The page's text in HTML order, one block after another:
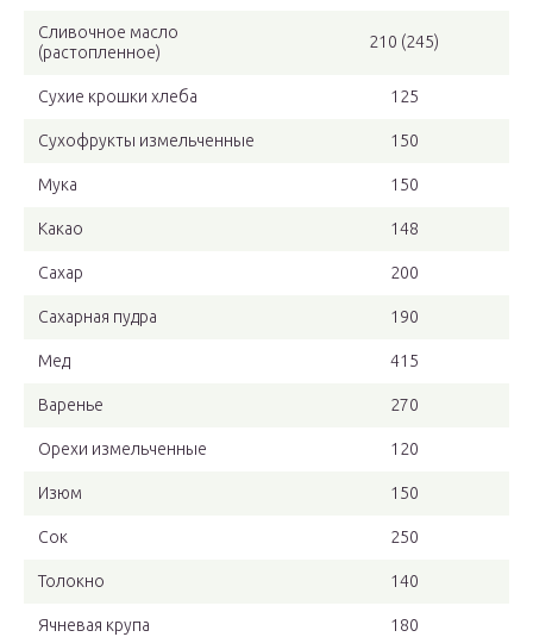
Сливочное масло
(растопленное)
210 (245)
Сухие крошки хлеба 125
Сухофрукты измельченные 150
Мука 150
Какао 148
Сахар 200
Сахарная пудра 190
Мед 415
Варенье 270
Орехи измельченные 120
Изюм 150
Сок 250
Толокно 140
Ячневая крупа 180